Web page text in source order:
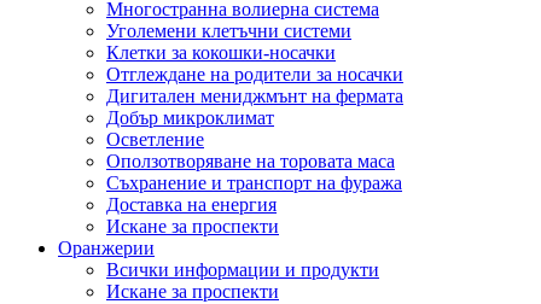
Многостранна волиерна система
Уголемени клетъчни системи
Клетки за кокошки-носачки
Отглеждане на родители за носачки
Дигитален мениджмънт на фермата
Добър микроклимат
Осветление
Оползотворяване на торовата маса
Съхранение и транспорт на фуража
Доставка на енергия
Искане за проспекти
Оранжерии
Всички информации и продукти
Искане за проспекти